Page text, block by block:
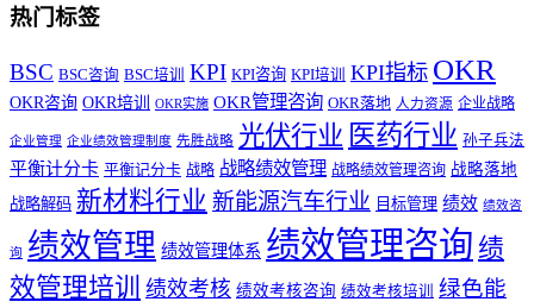
热门标签
BSC BSC咨询 BSC培训 KPI KPI咨询 KPI培训 KPI指标 OKR
OKR咨询 OKR培训 OKR实施 OKR管理咨询 OKR落地 人力资源 企业战略
企业管理 企业绩效管理制度 先胜战略 光伏行业 医药行业 孙子兵法
平衡计分卡 平衡记分卡 战略 战略绩效管理 战略绩效管理咨询 战略落地
战略解码 新材料行业 新能源汽车行业 目标管理 绩效 绩效咨
询 绩效管理 绩效管理体系 绩效管理咨询 绩
效管理培训 绩效考核 绩效考核咨询 绩效考核培训
绿色能